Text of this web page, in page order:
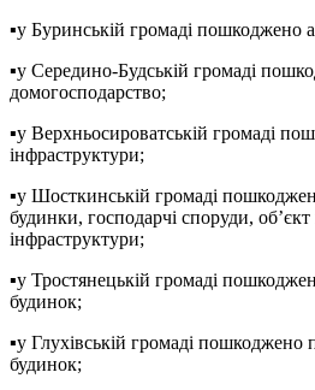
▪️у Буринській громаді пошкоджено
▪️у Середино-Будській громаді
домогосподарство;
▪️у Верхньосироватській громаді
інфраструктури;
▪️у Шосткинській громаді
будинки, господарчі споруди, об’єкт
інфраструктури;
▪️у Тростянецькій громаді
будинок;
▪️у Глухівській громаді
будинок;